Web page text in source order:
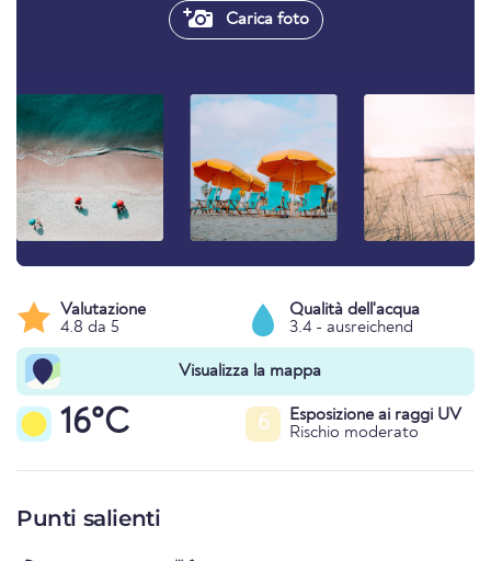
Carica foto
Valutazione
4.8 da 5
Qualità dell'acqua
3.4 - ausreichend
Visualizza la mappa
16°C 6
Esposizione ai raggi UV
Rischio moderato
Punti salienti